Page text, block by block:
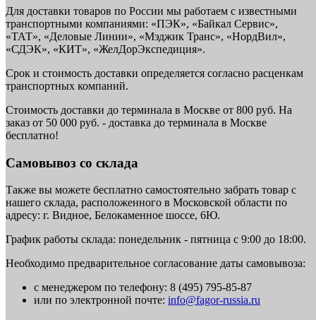
Для доставки товаров по России мы работаем с известными
транспортными компаниями: «ПЭК», «Байкал Сервис»,
«ТАТ», «Деловые Линии», «Мэджик Транс», «НордВил»,
«СДЭК», «КИТ», «ЖелДорЭкспедиция».
Срок и стоимость доставки определяется согласно расценкам
транспортных компаний.
Стоимость доставки до терминала в Москве от 800 руб. На
заказ от 50 000 руб. - доставка до терминала в Москве
бесплатно!
Самовывоз со склада
Также вы можете бесплатно самостоятельно забрать товар с
нашего склада, расположенного в Московской области по
адресу: г. Видное, Белокаменное шоссе, 6Ю.
График работы склада: понедельник - пятница с 9:00 до 18:00.
Необходимо предварительное согласование даты самовывоза:
с менеджером по телефону: 8 (495) 795-85-87
или по электронной почте: info@fagor-russia.ru